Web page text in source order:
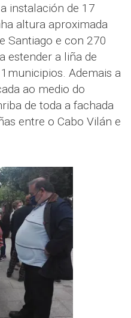
instalación de 17
altura aproximada
Santiago e con 270
estender a liña de
Ademais a
ao medio do
de toda a fachada
entre o Cabo Vilán e